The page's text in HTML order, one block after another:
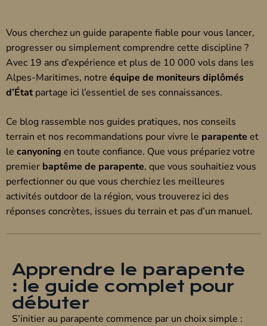
Vous cherchez un guide parapente fiable pour vous lancer,
progresser ou simplement comprendre cette discipline ?
Avec 19 ans d’expérience et plus de 10 000 vols dans les
Alpes-Maritimes, notre équipe de moniteurs diplômés
d’État partage ici l’essentiel de ses connaissances.
Ce blog rassemble nos guides pratiques, nos conseils
terrain et nos recommandations pour vivre le parapente et
le canyoning en toute confiance. Que vous prépariez votre
premier baptême de parapente, que vous souhaitiez vous
perfectionner ou que vous cherchiez les meilleures
activités outdoor de la région, vous trouverez ici des
réponses concrètes, issues du terrain et pas d’un manuel.
Apprendre le parapente
: le guide complet pour
débuter
S’initier au parapente commence par un choix simple :